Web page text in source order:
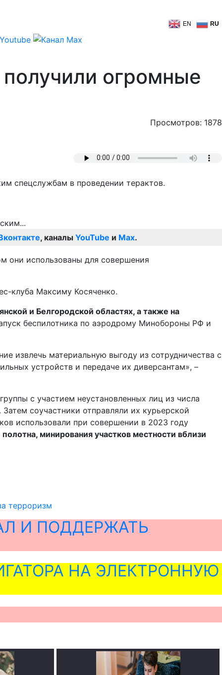
EN RU
огромные
Просмотров: 1878
спецслужбам в проведении терактов.
, каналы YouTube и Max.
они использованы для совершения
клуба Максиму Косяченко.
и Белгородской областях, а также на
беспилотника по аэродрому Минобороны РФ и
извлечь материальную выгоду из сотрудничества с
устройств и передаче их диверсантам», –
с участием неустановленных лиц из числа
соучастники отправляли их курьерской
использовали при совершении в 2023 году
минирования участков местности вблизи
терроризм
И ПОДДЕРЖАТЬ
НА ЭЛЕКТРОННУЮ